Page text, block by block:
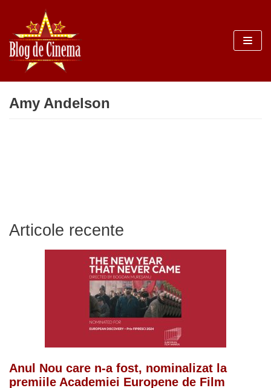
Sari
la
conținut
Amy Andelson
Articole recente
Anul Nou care n-a fost, nominalizat la
premiile Academiei Europene de Film